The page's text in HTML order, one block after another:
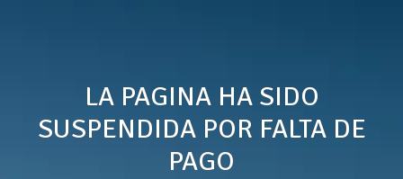
LA PAGINA HA SIDO
SUSPENDIDA POR FALTA DE
PAGO